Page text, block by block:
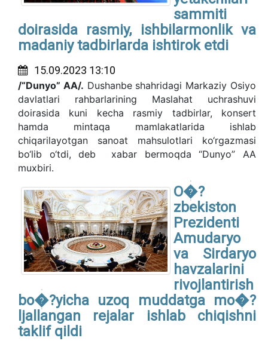
sammiti
doirasida rasmiy, ishbilarmonlik va
madaniy tadbirlarda ishtirok etdi
15.09.2023 13:10
/“Dunyo” AA/. Dushanbe shahridagi Markaziy Osiyo
davlatlari rahbarlarining Maslahat uchrashuvi
doirasida kuni kecha rasmiy tadbirlar, konsert
hamda mintaqa mamlakatlarida ishlab
chiqarilayotgan sanoat mahsulotlari ko‘rgazmasi
bo‘lib o‘tdi, deb xabar bermoqda “Dunyo” AA
muxbiri.
O�?
zbekiston
Prezidenti
Amudaryo
va Sirdaryo
havzalarini
rivojlantirish
bo�?yicha uzoq muddatga mo�?
ljallangan rejalar ishlab chiqishni
taklif qildi